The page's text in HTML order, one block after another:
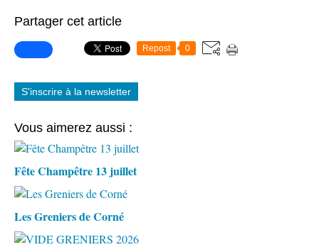
Partager cet article
Repost 0
S'inscrire à la newsletter
Vous aimerez aussi :
Fête Champêtre 13 juillet
Les Greniers de Corné